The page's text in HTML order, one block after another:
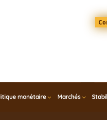
Top
monétaire Marchés